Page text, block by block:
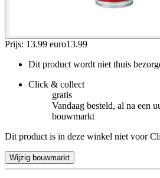
Prijs: 13.99 euro13.99
Dit product wordt niet thuis
Click & collect
gratis
Vandaag besteld, al na een
bouwmarkt
Dit product is in deze winkel niet voor
Wijzig bouwmarkt